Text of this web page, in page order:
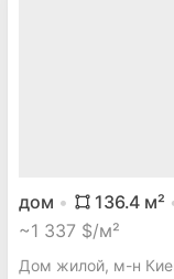
дом 136.4 м²
~1 337 $/м²
Дом жилой, м-н